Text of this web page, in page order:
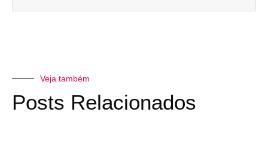
Veja também
Posts Relacionados